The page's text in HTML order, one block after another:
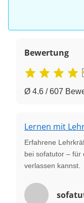
Bewertung
Ø 4.6 / 607
Lernen mit
Erfahrene
bei sofatutor – für
verlassen kannst.